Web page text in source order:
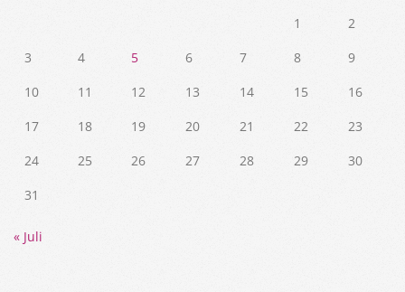
1
2
3
4 5 6 7 8
9
10
11 12 13 14 15
16
17
18 19 20 21 22
23
24
25 26 27 28 29
30
31
« Juli